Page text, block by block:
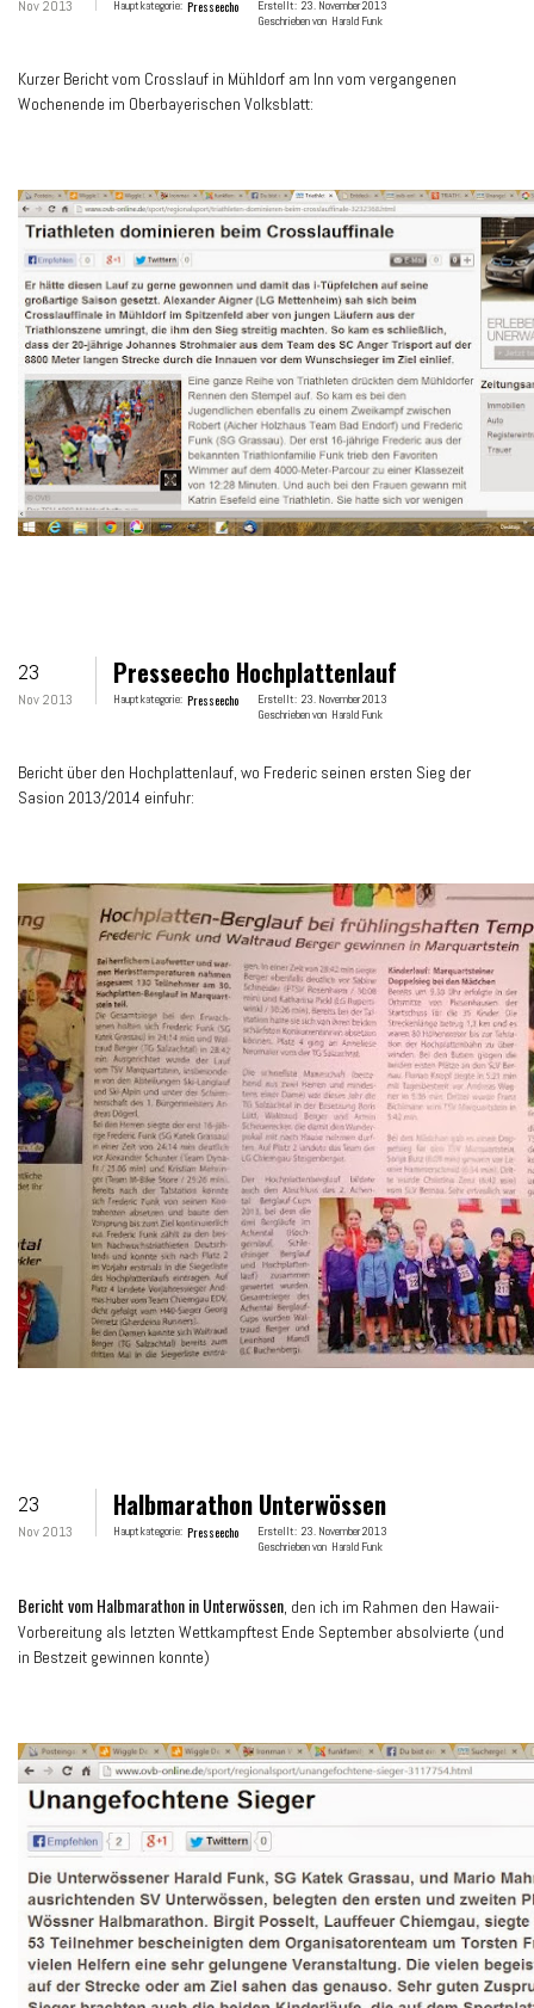
Nov 2013 Hauptkategorie: Presseecho Erstellt: 23. November 2013
Geschrieben von Harald Funk
Kurzer Bericht vom Crosslauf in Mühldorf am Inn vom vergangenen
Wochenende im Oberbayerischen Volksblatt:
23
Nov 2013
Presseecho Hochplattenlauf
Hauptkategorie: Presseecho Erstellt: 23. November 2013
Geschrieben von Harald Funk
Bericht über den Hochplattenlauf, wo Frederic seinen ersten Sieg der
Sasion 2013/2014 einfuhr:
23
Nov 2013
Halbmarathon Unterwössen
Hauptkategorie: Presseecho Erstellt: 23. November 2013
Geschrieben von Harald Funk
Bericht vom Halbmarathon in Unterwössen, den ich im Rahmen den Hawaii-
Vorbereitung als letzten Wettkampftest Ende September absolvierte (und
in Bestzeit gewinnen konnte)